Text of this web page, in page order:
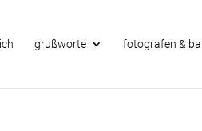
grußworte fotografen &